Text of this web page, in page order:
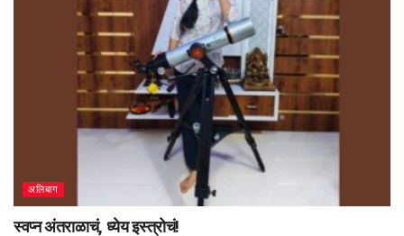
अलिबाग
स्वप्न अंतराळाचं, ध्येय इस्त्रोचं!